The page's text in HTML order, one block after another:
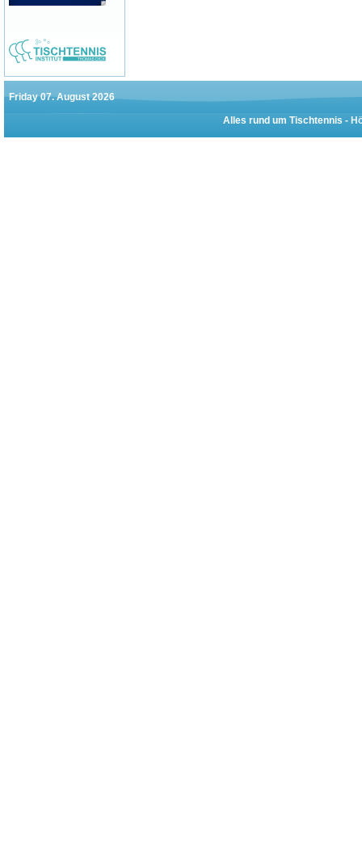
Friday 07. August 2026
Alles rund um Tischtennis -